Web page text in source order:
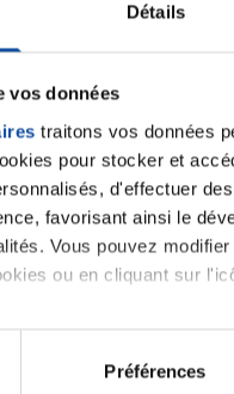
Détails
vos données
traitons vos données
pour stocker et
d'effectuer
favorisant ainsi le
Vous pouvez
ou en cliquant sur
également :
sur votrePréférences
Ecrire
lancer une nouvelle
Se connecter